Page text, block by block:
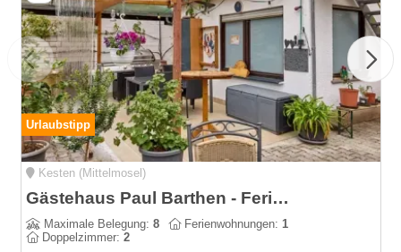
Urlaubstipp
Kesten (Mittelmosel)
Gästehaus Paul Barthen - Ferienwohnung und Gästezimmer
Maximale Belegung:8 Ferienwohnungen:1
Doppelzimmer:2